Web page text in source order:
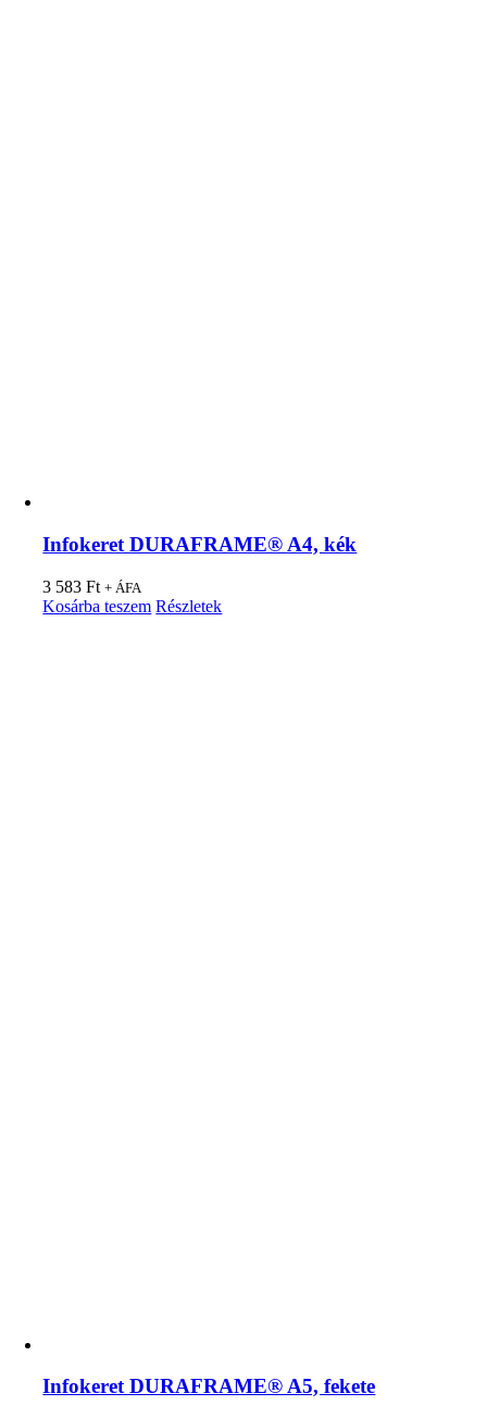
Infokeret DURAFRAME® A4, kék
3 583Ft + ÁFA
Kosárba teszem Részletek
Infokeret DURAFRAME® A5, fekete